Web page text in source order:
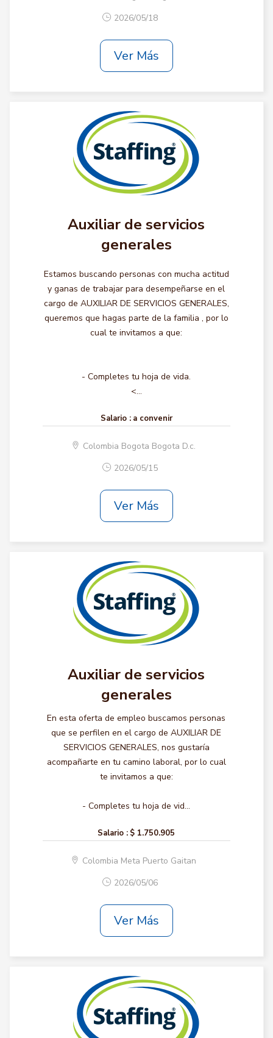
2026/05/18
Ver Más
Auxiliar de servicios
generales
Estamos buscando personas con mucha actitud
y ganas de trabajar para desempeñarse en el
cargo de AUXILIAR DE SERVICIOS GENERALES,
queremos que hagas parte de la familia , por lo
cual te invitamos a que:
- Completes tu hoja de vida.
<...
Salario : a convenir
Colombia Bogota Bogota D.c.
2026/05/15
Ver Más
Auxiliar de servicios
generales
En esta oferta de empleo buscamos personas
que se perfilen en el cargo de AUXILIAR DE
SERVICIOS GENERALES, nos gustaría
acompañarte en tu camino laboral, por lo cual
te invitamos a que:
- Completes tu hoja de vid...
Salario : $ 1.750.905
Colombia Meta Puerto Gaitan
2026/05/06
Ver Más